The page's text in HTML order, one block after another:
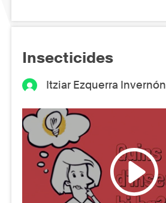
Insecticides
Itziar Ezquerra Invernón